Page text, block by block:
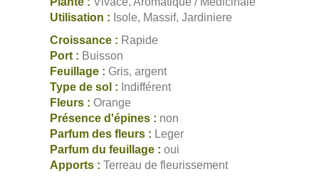
Utilisation : Isole, Massif, Jardiniere
Croissance : Rapide
Port : Buisson
Feuillage : Gris, argent
Type de sol : Indifférent
Fleurs : Orange
Présence d'épines : non
Parfum des fleurs : Leger
Parfum du feuillage : oui
Apports : Terreau de fleurissement